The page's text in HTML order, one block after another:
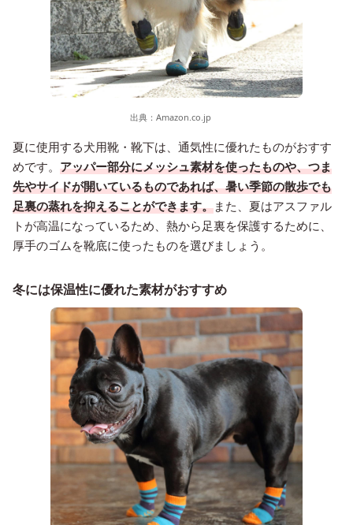
出典： Amazon.co.jp
夏に使用する犬用靴・靴下は、通気性に優れたものがおすす
めです。 アッパー部分にメッシュ素材を使ったものや、つま
先やサイドが開いているものであれば、暑い季節の散歩でも
足裏の蒸れを抑えることができます。また、夏はアスファル
トが高温になっているため、熱から足裏を保護するために、
厚手のゴムを靴底に使ったものを選びましょう。
冬には保温性に優れた素材がおすすめ